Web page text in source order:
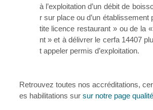
à l’exploitation d’un débit de
r sur place ou d’un établissement
tite licence restaurant » ou de la
nt » et à délivrer le cerfa 14407
t appeler permis d’exploitation.
Retrouvez toutes nos accréditations,
es habilitations sur sur notre page